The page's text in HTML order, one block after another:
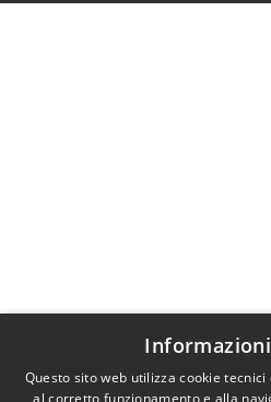
Questo sito web utilizza cookie
al corretto funzionamento e alla